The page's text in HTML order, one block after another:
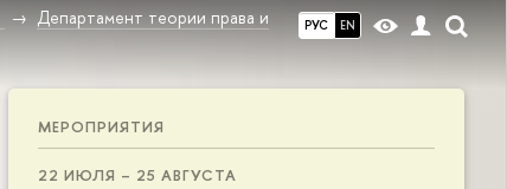
РУС EN
Департамент теории права и
МЕРОПРИЯТИЯ
22 ИЮЛЯ – 25 АВГУСТА